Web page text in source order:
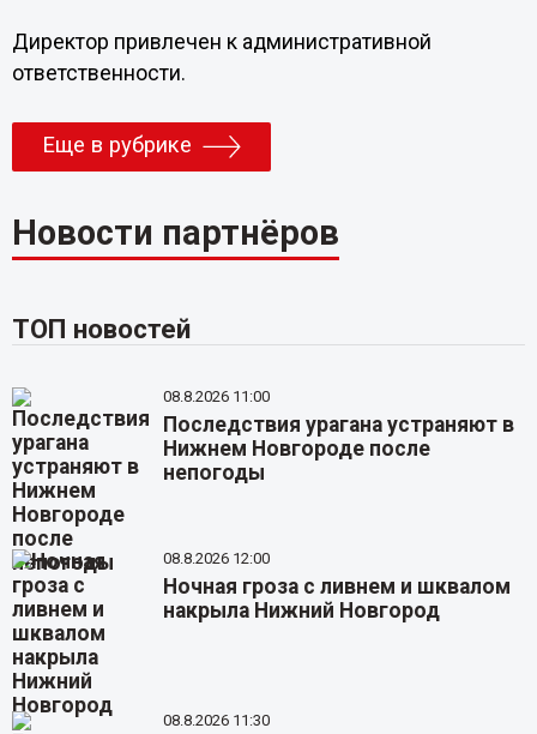
Директор привлечен к административной
ответственности.
Еще в рубрике
Новости партнёров
ТОП новостей
08.8.2026 11:00
Последствия урагана устраняют в
Нижнем Новгороде после
непогоды
08.8.2026 12:00
Ночная гроза с ливнем и шквалом
накрыла Нижний Новгород
08.8.2026 11:30